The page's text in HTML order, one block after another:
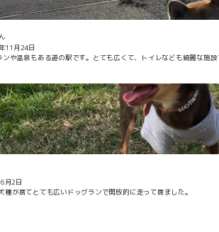
11月24日
ンや温泉もある道の駅です。とても広くて、トイレなども綺麗な施設
月2日
種が居てとても広いドッグランで開放的に走って居ました。